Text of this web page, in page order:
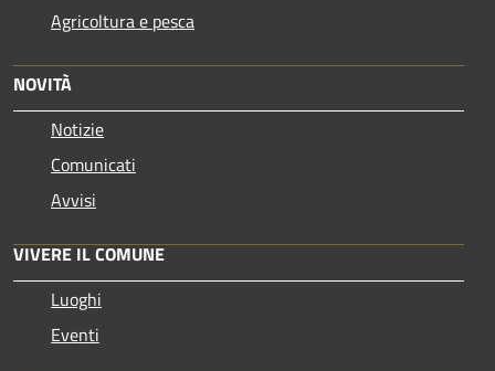
Agricoltura e pesca
NOVITÀ
Notizie
Comunicati
Avvisi
VIVERE IL COMUNE
Luoghi
Eventi